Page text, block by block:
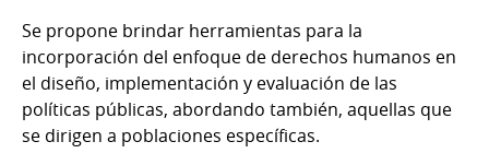
Se propone brindar herramientas para la
incorporación del enfoque de derechos humanos en
el diseño, implementación y evaluación de las
políticas públicas, abordando también, aquellas que
se dirigen a poblaciones específicas.